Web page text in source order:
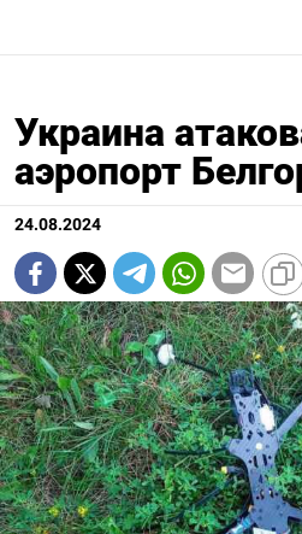
Украина
аэропорт
24.08.2024